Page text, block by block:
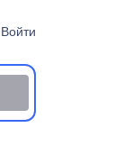
Войти